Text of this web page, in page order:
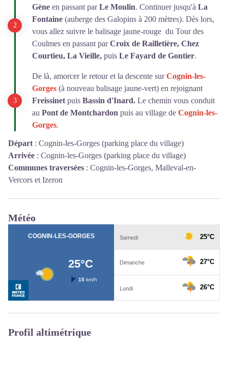
Gène en passant parLe Moulin. Continuer jusqu'à La
Fontaine (auberge des Galopins à 200 mètres). Dès lors,
vous allez suivre le balisage jaune-rouge du Tour des
Coulmes en passant par Croix de Railletière, Chez
Courtieu, La Vieille, puis Le Fayard de Gontier.
De là, amorcer le retour et la descente surCognin-les-
Gorges (à nouveau balisage jaune-vert) en rejoignant
Freissinet puis Bassin d'Inard. Le chemin vous conduit
au Pont de Montchardon puis au village de Cognin-les-
Gorges.
Départ : Cognin-les-Gorges (parking place du village)
Arrivée : Cognin-les-Gorges (parking place du village)
Communes traversées : Cognin-les-Gorges, Malleval-en-
Vercors et Izeron
Météo
Profil altimétrique